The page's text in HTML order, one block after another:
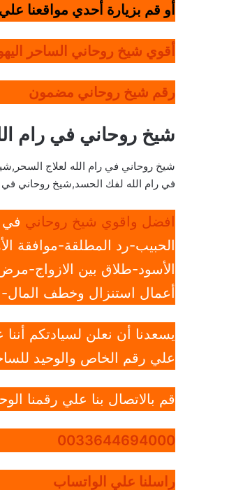
أو قم بزيارة أحدي مواقعنا
أقوي شيخ روحاني الساحر
رقم شيخ روحاني مضمون
شيخ روحاني في رام
شيخ روحاني في رام الله لعلاج
في رام الله لفك الحسد,شيخ روحاني في
افضل واقوي شيخ روحاني في
الحبيب-رد المطلقة-موافقة
الأسود-طلاق بين الازواج-
أعمال استنزال وخطف المال-
يسعدنا أن نعلن لسيادتكم
علي رقم الخاص والوحيد
قم بالاتصال بنا علي رقمنا
0033644694000
راسلنا علي الواتساب